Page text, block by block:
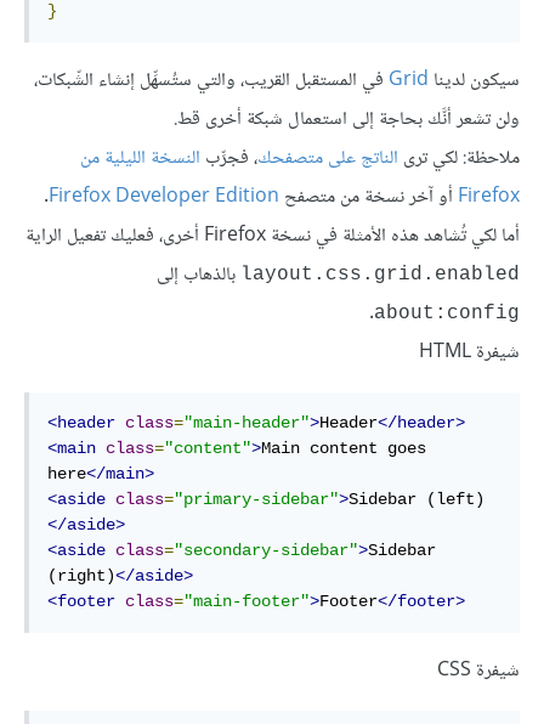
}
سيكون لدينا Grid في المستقبل القريب، والتي ستُسهِّل إنشاء الشّبكات،
ولن تشعر أنَّك بحاجة إلى استعمال شبكة أخرى قط.
ملاحظة: لكي ترى الناتج على متصفحك، فجرِّب النسخة الليلية من
Firefox أو آخر نسخة من متصفح Firefox Developer Edition
.
أما لكي تُشاهد هذه الأمثلة في نسخة Firefox أخرى، فعليك تفعيل الراية
layout.css.grid.enabled بالذهاب إلى
about:config
.
شيفرة HTML
<header class="main-header">Header</header>
<main class="content">Main content goes
here</main>
<aside class="primary-sidebar">Sidebar (left)
</aside>
<aside class="secondary-sidebar">Sidebar
(right)</aside>
<footer class="main-footer">Footer</footer>
شيفرة CSS